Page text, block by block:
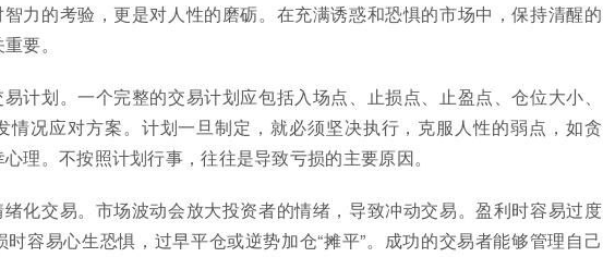
力的考验，更是对人性的磨砺。在充满诱惑和恐惧的市场中，保持清醒的
要。
计划。一个完整的交易计划应包括入场点、止损点、止盈点、仓位大小、
情况应对方案。计划一旦制定，就必须坚决执行，克服人性的弱点，如贪
理。不按照计划行事，往往是导致亏损的主要原因。
化交易。市场波动会放大投资者的情绪，导致冲动交易。盈利时容易过度
时容易心生恐惧，过早平仓或逆势加仓“摊平”。成功的交易者能够管理自己